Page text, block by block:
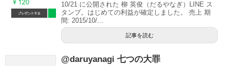
10/21 に公開された 柳 英俊（だるやなぎ）LINE ス
タンプ。はじめての利益が確定しました。 売上 期
間: 2015/10/...
記事を読む
@daruyanagi 七つの大罪